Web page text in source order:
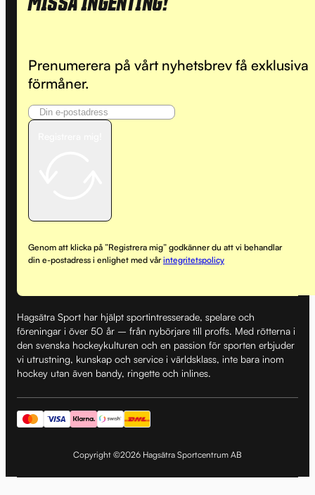
Prenumerera på vårt nyhetsbrev få exklusiva
förmåner.
Genom att klicka på ”Registrera mig” godkänner du att vi behandlar
din e-postadress i enlighet med vårintegritetspolicy
Hagsätra Sport har hjälpt sportintresserade, spelare och
föreningar i över 50 år – från nybörjare till proffs. Med rötterna i
den svenska hockeykulturen och en passion för sporten erbjuder
vi utrustning, kunskap och service i världsklass, inte bara inom
hockey utan även bandy, ringette och inlines.
Copyright ©2026 Hagsätra Sportcentrum AB